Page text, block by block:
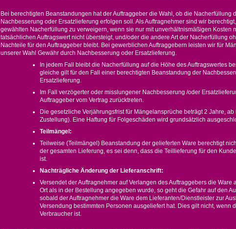
Bei berechtigten Beanstandungen hat der Auftraggeber die Wahl, ob die Nacherfüllung
Nachbesserung oder Ersatzlieferung erfolgen soll. Als Auftragnehmer sind wir
gewählten Nacherfüllung zu verweigern, wenn sie nur mit unverhältnismäßigen Kosten
tatsächlichen Auftragswert nicht übersteigt, und/oder die andere Art der Nacherfüllung
Nachteile für den Auftraggeber bleibt. Bei gewerblichen Auftraggebern leisten wir für
unserer Wahl Gewähr durch Nachbesserung oder Ersatzlieferung.
In jedem Fall bleibt die Nacherfüllung auf die Höhe des Auftragswertes
gleiche gilt für den Fall einer berechtigten Beanstandung der
Ersatzlieferung.
Im Fall verzögerter oder misslungener Nachbesserung /oder
Auftraggeber vom Vertrag zurücktreten.
Die gesetzliche Verjährungsfrist für Mängelansprüche beträgt 2 Jahre, ab
Zustellung). Eine Haftung für Folgeschäden wird grundsätzlich
Teilmängel:
Teilweise (Teilmängel) Beanstandung der gelieferten Ware berechtigt
der gesamten Lieferung, es sei denn, dass die Teillieferung für den
ist.
Nachträgliche Änderung der Lieferanschrift:
Versendet der Auftragnehmer auf Verlangen des Auftraggebers die Ware
Ort als in der Bestellung angegeben wurde, so geht die Gefahr auf den
sobald der Auftragnehmer die Ware dem Lieferanten/Dienstleister zur
Versendung bestimmten Personen ausgeliefert hat. Dies gilt nicht, wenn
Verbraucher ist.